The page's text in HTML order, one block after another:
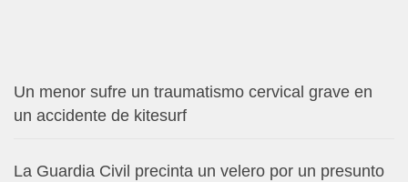
Un menor sufre un traumatismo cervical grave en
un accidente de kitesurf
La Guardia Civil precinta un velero por un presunto